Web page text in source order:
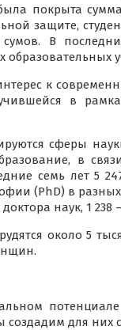
покрыта
защите,
В
к
в
сферы
в
семь лет
(PhD) в
наук, 1
около 5
для них